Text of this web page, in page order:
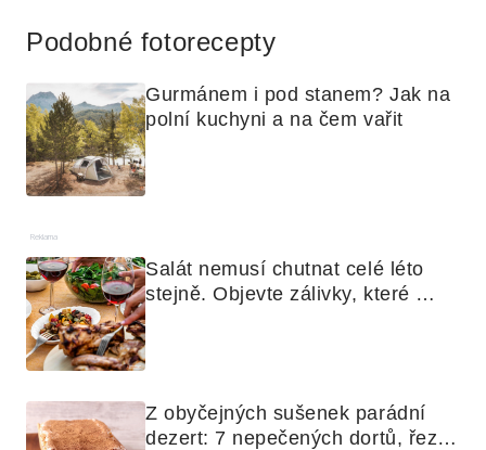
Podobné fotorecepty
Gurmánem i pod stanem? Jak na
polní kuchyni a na čem vařit
Reklama
Salát nemusí chutnat celé léto
stejně. Objevte zálivky, které
Z obyčejných sušenek parádní
dezert: 7 nepečených dortů, řezů